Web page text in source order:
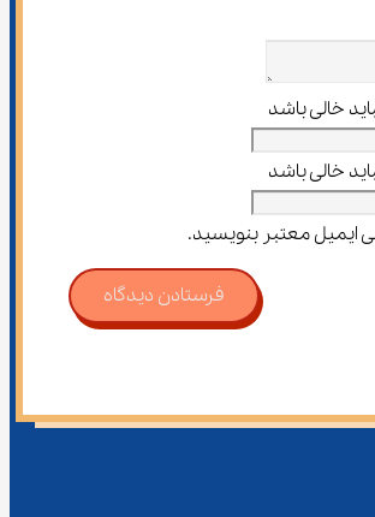
خالی باشد
خالی باشد
ایمیل معتبر بنویسید.
فرستادن دیدگاه